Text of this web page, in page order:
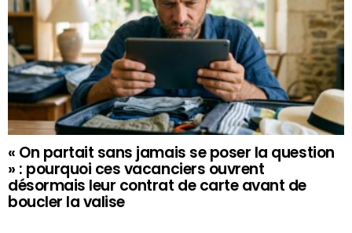
« On partait sans jamais se poser la question
» : pourquoi ces vacanciers ouvrent
désormais leur contrat de carte avant de
boucler la valise